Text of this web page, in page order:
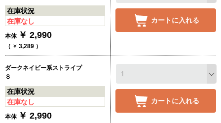
在庫状況
在庫なし
本体 ￥ 2,990
（ ￥ 3,289 ）
カートに入れる
ダークネイビー系ストライプ
Ｓ
在庫状況
在庫なし
本体 ￥ 2,990
カートに入れる